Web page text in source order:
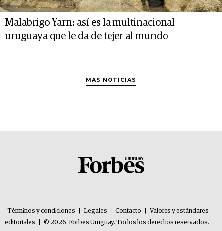
Malabrigo Yarn: así es la multinacional
uruguaya que le da de tejer al mundo
MAS NOTICIAS
Términos y condiciones Legales Contacto
Valores y estándares
editoriales
© 2026. Forbes Uruguay. Todos los derechos reservados.